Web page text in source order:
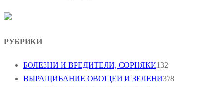
РУБРИКИ
БОЛЕЗНИ И ВРЕДИТЕЛИ, СОРНЯКИ132
ВЫРАЩИВАНИЕ ОВОЩЕЙ И ЗЕЛЕНИ378